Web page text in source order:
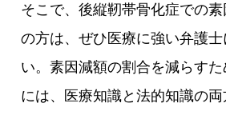
そこで、後縦靭帯骨化症での素
の方は、ぜひ医療に強い弁護
い。素因減額の割合を減らす
には、医療知識と法的知識の両